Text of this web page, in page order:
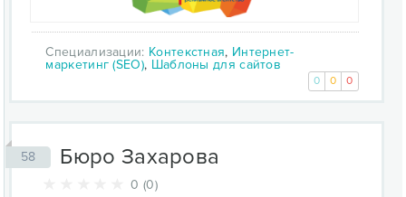
Специализации: Контекстная, Интернет-
маркетинг (SEO), Шаблоны для сайтов
0 0 0
58 Бюро Захарова
0 (0)